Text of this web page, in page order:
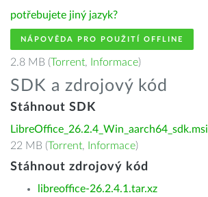
potřebujete jiný jazyk?
NÁPOVĚDA PRO POUŽITÍ OFFLINE
2.8 MB (Torrent, Informace)
SDK a zdrojový kód
Stáhnout SDK
LibreOffice_26.2.4_Win_aarch64_sdk.msi
22 MB (Torrent, Informace)
Stáhnout zdrojový kód
libreoffice-26.2.4.1.tar.xz